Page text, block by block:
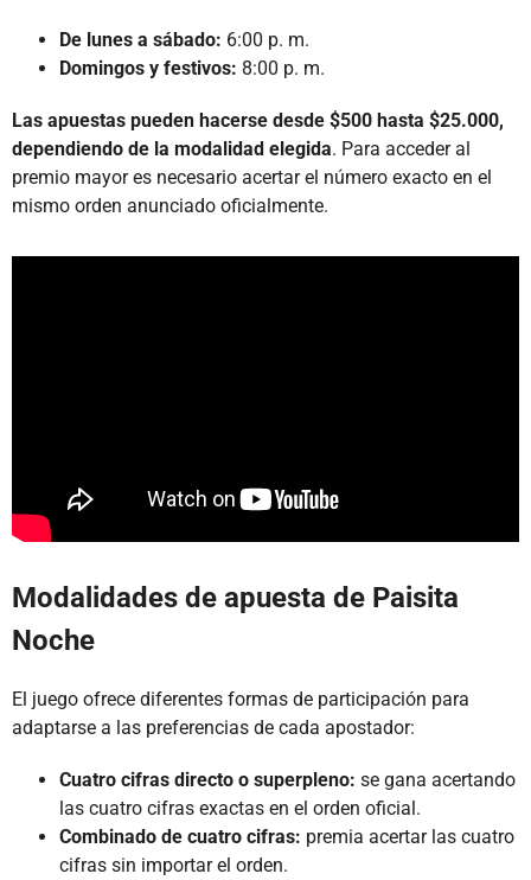
De lunes a sábado: 6:00 p. m.
Domingos y festivos: 8:00 p. m.
Las apuestas pueden hacerse desde $500 hasta $25.000,
dependiendo de la modalidad elegida. Para acceder al
premio mayor es necesario acertar el número exacto en el
mismo orden anunciado oficialmente.
Modalidades de apuesta de Paisita
Noche
El juego ofrece diferentes formas de participación para
adaptarse a las preferencias de cada apostador:
Cuatro cifras directo o superpleno: se gana acertando
las cuatro cifras exactas en el orden oficial.
Combinado de cuatro cifras: premia acertar las cuatro
cifras sin importar el orden.